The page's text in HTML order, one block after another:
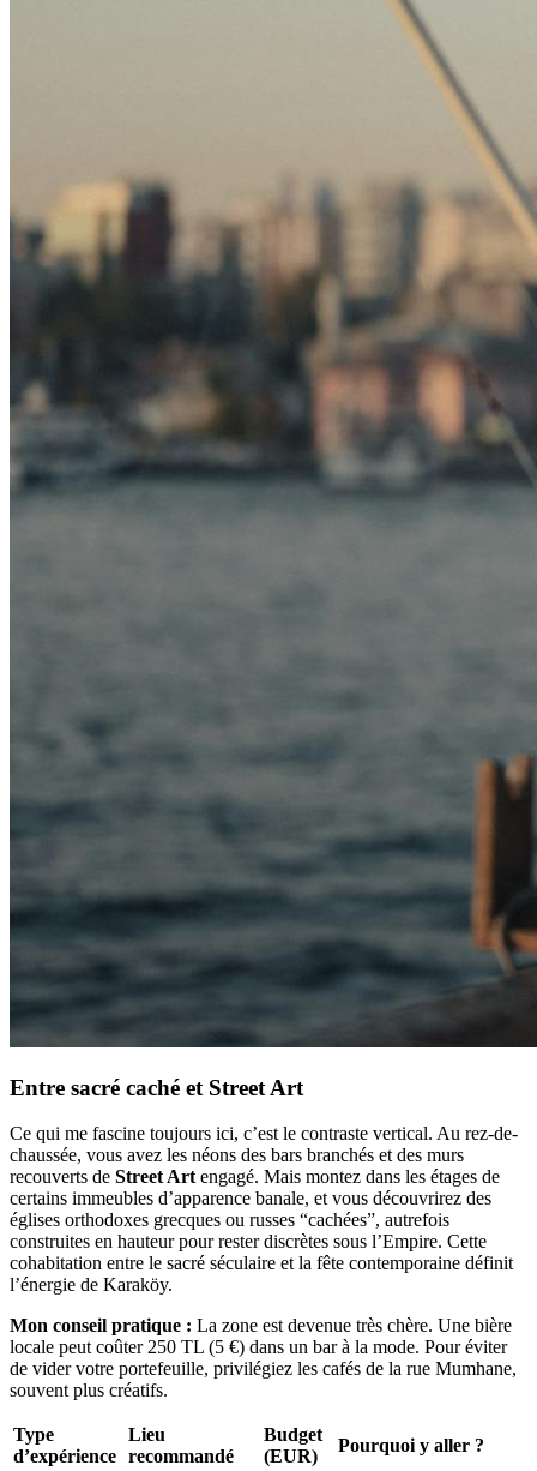
Entre sacré caché et Street Art
Ce qui me fascine toujours ici, c’est le contraste vertical. Au rez-de-
chaussée, vous avez les néons des bars branchés et des murs
recouverts de Street Art engagé. Mais montez dans les étages de
certains immeubles d’apparence banale, et vous découvrirez des
églises orthodoxes grecques ou russes “cachées”, autrefois
construites en hauteur pour rester discrètes sous l’Empire. Cette
cohabitation entre le sacré séculaire et la fête contemporaine définit
l’énergie de Karaköy.
Mon conseil pratique : La zone est devenue très chère. Une bière
locale peut coûter 250 TL (5 €) dans un bar à la mode. Pour éviter
de vider votre portefeuille, privilégiez les cafés de la rue Mumhane,
souvent plus créatifs.
Type
d’expérience
Lieu
recommandé
Budget
(EUR)
Pourquoi y aller ?